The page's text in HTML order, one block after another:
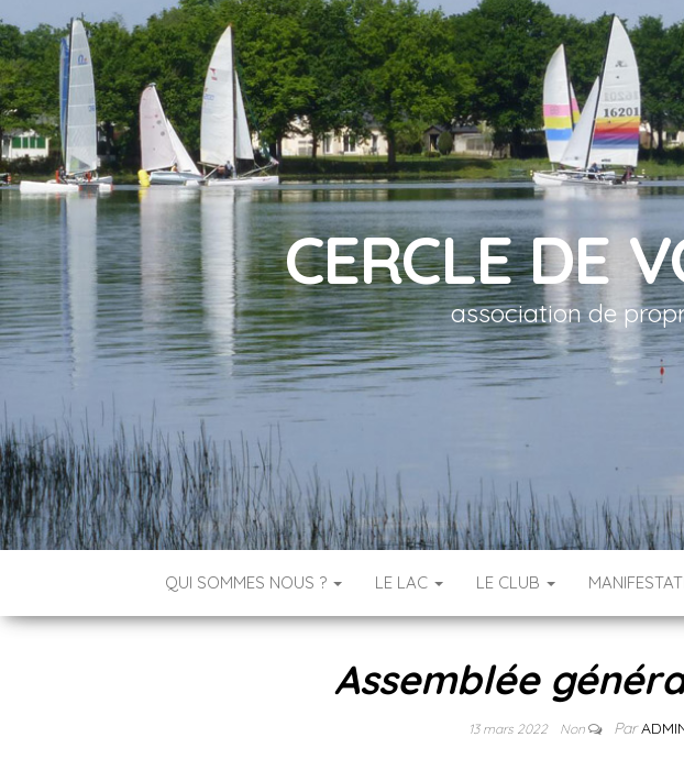
CERCLE DE
association de
QUI SOMMES NOUS ? LE LAC LE CLUB
Assemblée
13 mars 2022 Non Par